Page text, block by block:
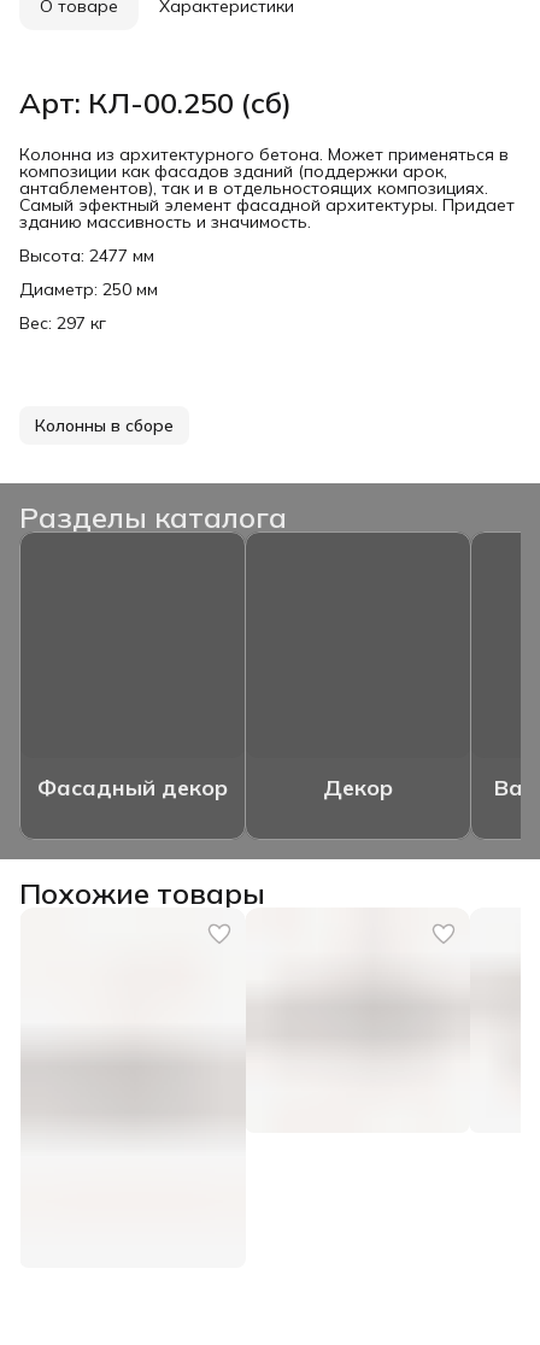
О товаре Характеристики
Арт: КЛ-00.250 (сб)
Колонна из архитектурного бетона. Может применяться в
композиции как фасадов зданий (поддержки арок,
антаблементов), так и в отдельностоящих композициях.
Самый эфектный элемент фасадной архитектуры. Придает
зданию массивность и значимость.
Высота: 2477 мм
Диаметр: 250 мм
Вес: 297 кг
Колонны в сборе
Разделы каталога
Фасадный декор Декор
Похожие товары